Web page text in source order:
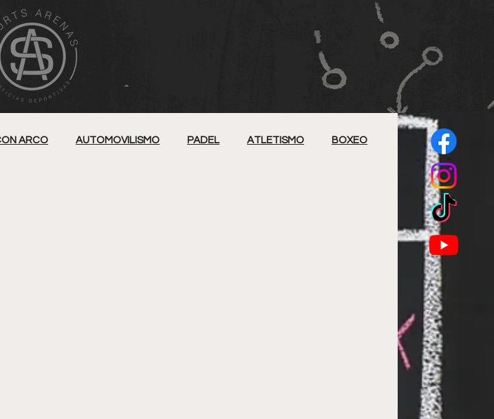
ARCO AUTOMOVILISMO PADEL ATLETISMO BOXEO